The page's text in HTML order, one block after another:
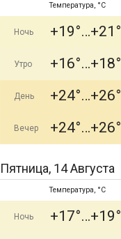
Температура, °C
Ночь +19° +21°
Утро +16° +18°
День +24° +26°
Вечер +24° +26°
Пятница, 14 Августа
Температура, °C
Ночь +17° +19°